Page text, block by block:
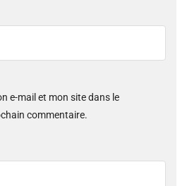
e-mail et mon site dans le
commentaire.